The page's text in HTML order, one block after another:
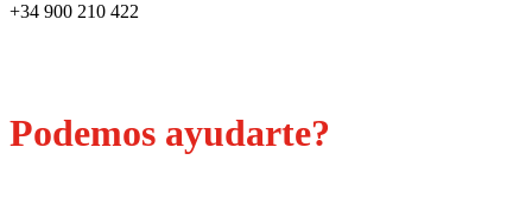
+34 900 210 422
Podemos ayudarte?